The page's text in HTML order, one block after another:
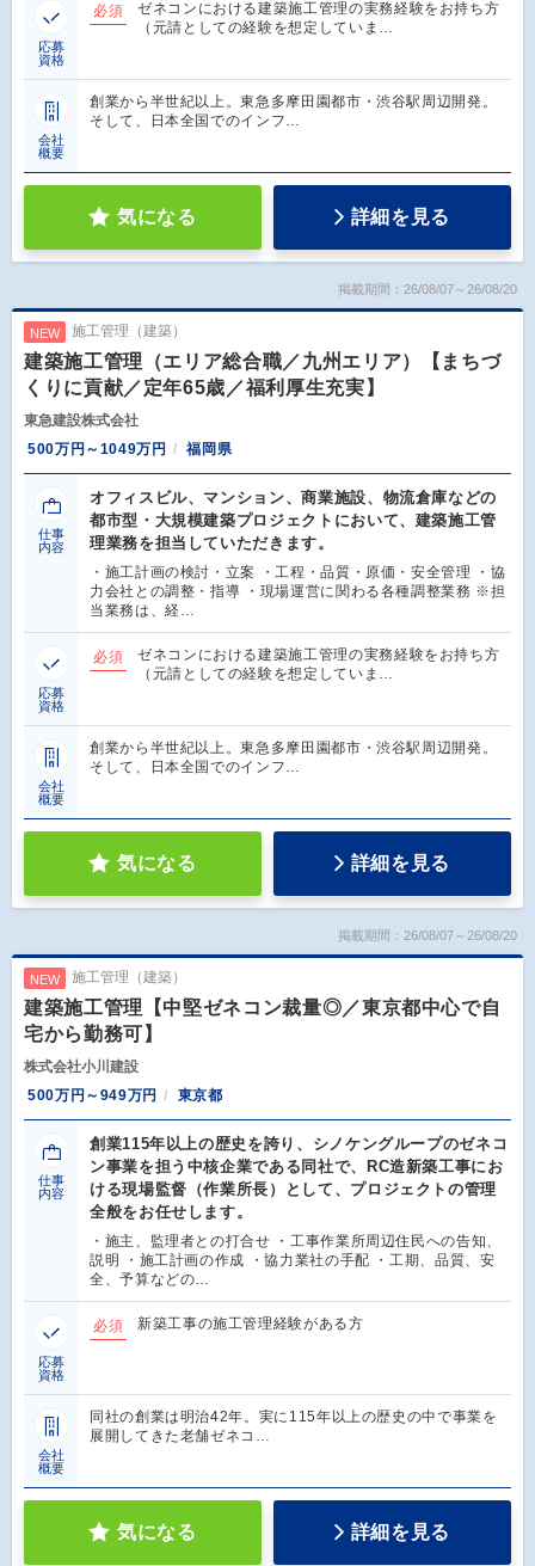
応募
資格
必須
ゼネコンにおける建築施工管理の実務経験をお持ち方
（元請としての経験を想定していま…
会社
概要
創業から半世紀以上。東急多摩田園都市・渋谷駅周辺開発。
そして、日本全国でのインフ…
気になる 詳細を見る
掲載期間：26/08/07～26/08/20
NEW 施工管理（建築）
建築施工管理（エリア総合職／九州エリア）【まちづ
くりに貢献／定年65歳／福利厚生充実】
東急建設株式会社
500万円～1049万円
福岡県
仕事
内容
オフィスビル、マンション、商業施設、物流倉庫などの
都市型・大規模建築プロジェクトにおいて、建築施工管
理業務を担当していただきます。
・施工計画の検討・立案 ・工程・品質・原価・安全管理 ・協
力会社との調整・指導 ・現場運営に関わる各種調整業務 ※担
当業務は、経…
応募
資格
必須
ゼネコンにおける建築施工管理の実務経験をお持ち方
（元請としての経験を想定していま…
会社
概要
創業から半世紀以上。東急多摩田園都市・渋谷駅周辺開発。
そして、日本全国でのインフ…
気になる 詳細を見る
掲載期間：26/08/07～26/08/20
NEW 施工管理（建築）
建築施工管理【中堅ゼネコン裁量◎／東京都中心で自
宅から勤務可】
株式会社小川建設
500万円～949万円
東京都
仕事
内容
創業115年以上の歴史を誇り、シノケングループのゼネコ
ン事業を担う中核企業である同社で、RC造新築工事にお
ける現場監督（作業所長）として、プロジェクトの管理
全般をお任せします。
・施主、監理者との打合せ ・工事作業所周辺住民への告知、
説明 ・施工計画の作成 ・協力業社の手配 ・工期、品質、安
全、予算などの…
応募
資格
必須 新築工事の施工管理経験がある方
会社
概要
同社の創業は明治42年。実に115年以上の歴史の中で事業を
展開してきた老舗ゼネコ…
気になる 詳細を見る